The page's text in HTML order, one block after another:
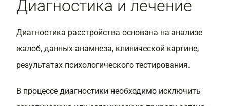
Диагностика и лечение
Диагностика расстройства основана на анализе
жалоб, данных анамнеза, клинической картине,
результатах психологического тестирования.
В процессе диагностики необходимо исключить